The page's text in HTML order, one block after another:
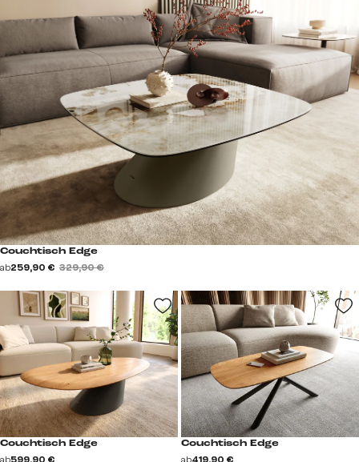
Couchtisch Edge
ab259,90 € 329,90 €
Couchtisch Edge Couchtisch Edge